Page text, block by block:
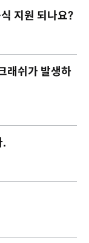
지원 되나요?
래쉬가 발생하
.